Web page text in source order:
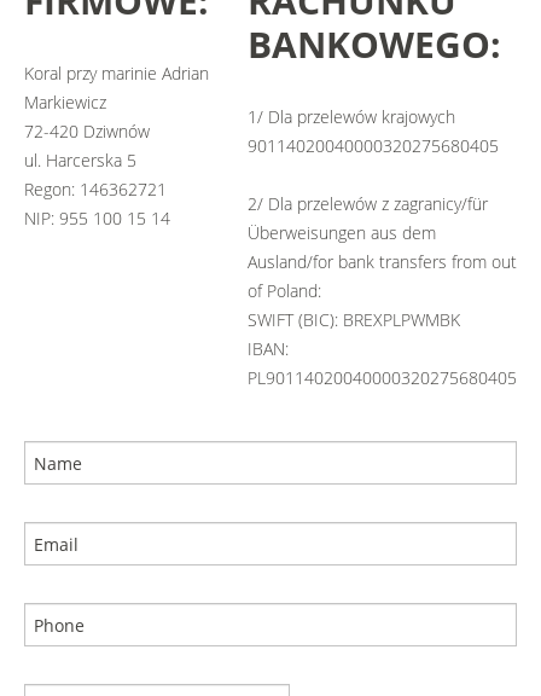
Koral przy marinie Adrian
Markiewicz
72-420 Dziwnów
ul. Harcerska 5
Regon: 146362721
NIP: 955 100 15 14
BANKOWEGO:
1/ Dla przelewów krajowych
90114020040000320275680405
2/ Dla przelewów z zagranicy/für
Überweisungen aus dem
Ausland/for bank transfers from out
of Poland:
SWIFT (BIC): BREXPLPWMBK
IBAN:
PL90114020040000320275680405